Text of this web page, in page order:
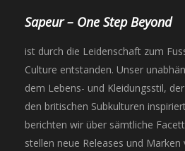
Sapeur – One Step Beyond
ist durch die Leidenschaft zum
Culture entstanden. Unser
dem Lebens- und Kleidungsstil,
den britischen Subkulturen
berichten wir über sämtliche
stellen neue Releases und